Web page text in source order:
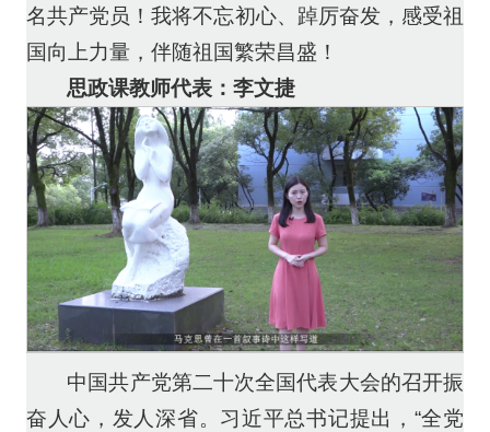
名共产党员！我将不忘初心、踔厉奋发，感受祖
国向上力量，伴随祖国繁荣昌盛！
思政课教师代表：李文捷
中国共产党第二十次全国代表大会的召开振
奋人心，发人深省。习近平总书记提出，“全党